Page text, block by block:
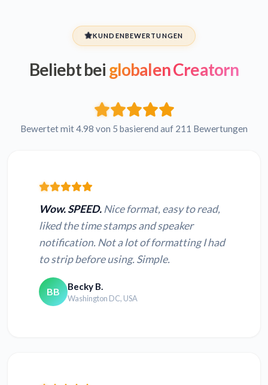
KUNDENBEWERTUNGEN
Beliebt bei globalen Creatorn
Bewertet mit 4.98 von 5 basierend auf 211 Bewertungen
Wow. SPEED.Nice format, easy to read,
liked the time stamps and speaker
notification. Not a lot of formatting I had
to strip before using. Simple.
BB Becky B.
Washington DC, USA